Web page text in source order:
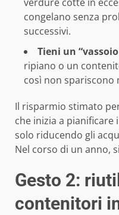
congelano senza
successivi.
Tieni un
ripiano o un
così non
Il risparmio stimato
che inizia a pianificare
solo riducendo gli
Nel corso di un anno,
Gesto 2:
contenitori